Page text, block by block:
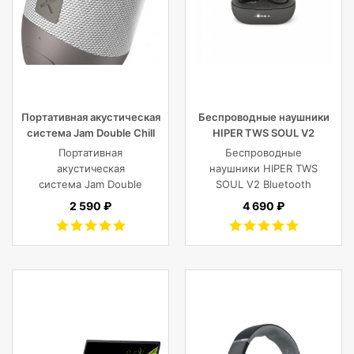
Портативная акустическая
система Jam Double Chill
Grey
Портативная
акустическая
система Jam Double
Chill Grey (серый)
2 590 ₽
Беспроводные наушники
HIPER TWS SOUL V2
Bluetooth 5.0 гарнитура Li-
Pol 2x43mAh+380mAh,
черный
Беспроводные
наушники HIPER TWS
SOUL V2 Bluetooth
5.0 гарнитура Li-Pol
Черный
4 690 ₽